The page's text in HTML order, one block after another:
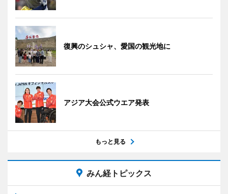
復興のシュシャ、愛国の観光地に
アジア大会公式ウエア発表
もっと見る
みん経トピックス